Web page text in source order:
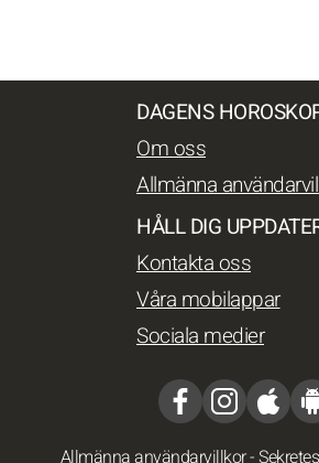
DAGENS
Om oss
Allmänna
HÅLL DIG
Kontakta oss
Våra mobilappar
Sociala medier